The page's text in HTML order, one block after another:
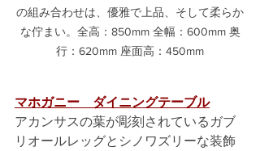
の組み合わせは、優雅で上品、そして柔らか
な佇まい。全高：850mm 全幅：600mm 奥
行：620mm 座面高：450mm
マホガニー　ダイニングテーブル
アカンサスの葉が彫刻されているガブ
リオールレッグとシノワズリーな装飾